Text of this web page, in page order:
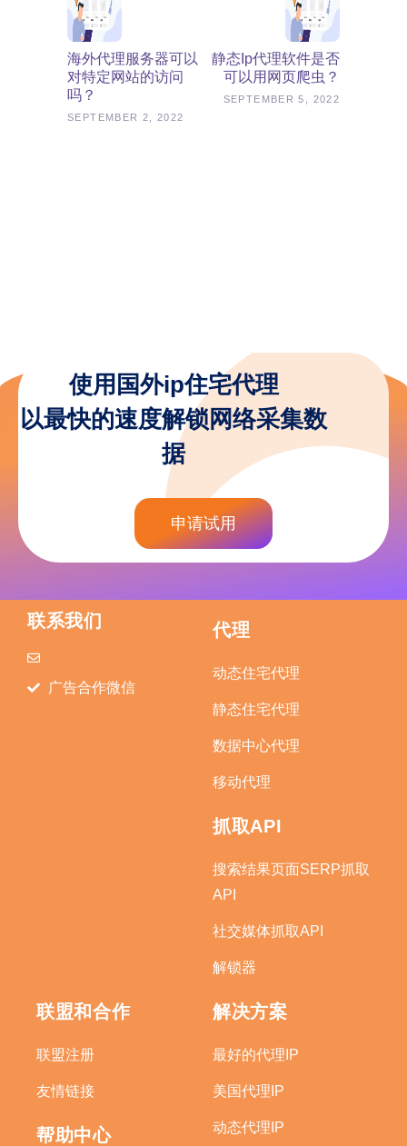
海外代理服务器可以
对特定网站的访问
吗？
SEPTEMBER 2, 2022
静态ip代理软件是否
可以用网页爬虫？
SEPTEMBER 5, 2022
使用国外ip住宅代理
以最快的速度解锁网络采集数
据
申请试用
联系我们
广告合作微信
代理
动态住宅代理
静态住宅代理
数据中心代理
移动代理
抓取API
搜索结果页面SERP抓取
API
社交媒体抓取API
解锁器
联盟和合作
联盟注册
友情链接
帮助中心
解决方案
最好的代理IP
美国代理IP
动态代理IP